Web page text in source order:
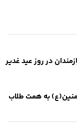
به همت طلاب